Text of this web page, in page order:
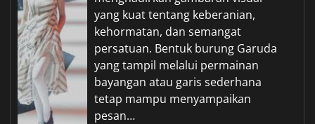
yang kuat tentang keberanian,
kehormatan, dan semangat
persatuan. Bentuk burung Garuda
yang tampil melalui permainan
bayangan atau garis sederhana
tetap mampu menyampaikan
pesan…